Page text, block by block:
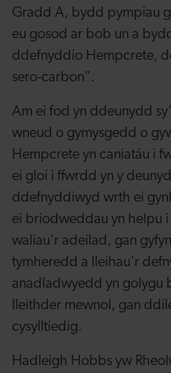
Gradd A, bydd pympiau
eu gosod ar bob un a
ddefnyddio Hempcrete,
sero-carbon”.
Am ei fod yn ddeunydd
wneud o gymysgedd o
Hempcrete yn caniatáu i
ei gloi i ffwrdd yn y
ddefnyddiwyd wrth ei
ei briodweddau yn helpu
waliau'r adeilad, gan
tymheredd a lleihau'r
anadladwyedd yn golygu
lleithder mewnol, gan
cysylltiedig.
Hadleigh Hobbs yw